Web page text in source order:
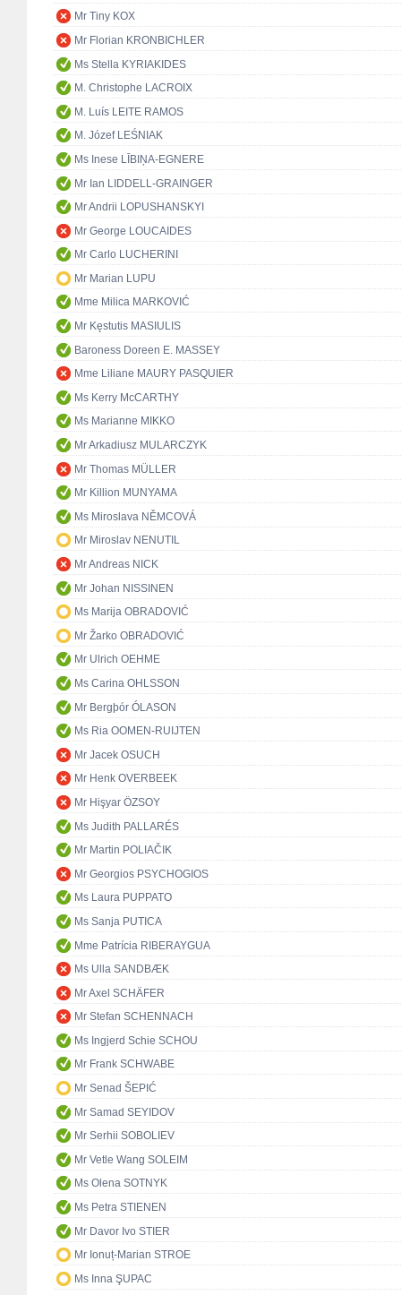
Mr Tiny KOX
Mr Florian KRONBICHLER
Ms Stella KYRIAKIDES
M. Christophe LACROIX
M. Luís LEITE RAMOS
M. Józef LEŚNIAK
Ms Inese LĪBIŅA-EGNERE
Mr Ian LIDDELL-GRAINGER
Mr Andrii LOPUSHANSKYI
Mr George LOUCAIDES
Mr Carlo LUCHERINI
Mr Marian LUPU
Mme Milica MARKOVIĆ
Mr Kęstutis MASIULIS
Baroness Doreen E. MASSEY
Mme Liliane MAURY PASQUIER
Ms Kerry McCARTHY
Ms Marianne MIKKO
Mr Arkadiusz MULARCZYK
Mr Thomas MÜLLER
Mr Killion MUNYAMA
Ms Miroslava NĚMCOVÁ
Mr Miroslav NENUTIL
Mr Andreas NICK
Mr Johan NISSINEN
Ms Marija OBRADOVIĆ
Mr Žarko OBRADOVIĆ
Mr Ulrich OEHME
Ms Carina OHLSSON
Mr Bergþór ÓLASON
Ms Ria OOMEN-RUIJTEN
Mr Jacek OSUCH
Mr Henk OVERBEEK
Mr Hişyar ÖZSOY
Ms Judith PALLARÉS
Mr Martin POLIAČIK
Mr Georgios PSYCHOGIOS
Ms Laura PUPPATO
Ms Sanja PUTICA
Mme Patrícia RIBERAYGUA
Ms Ulla SANDBÆK
Mr Axel SCHÄFER
Mr Stefan SCHENNACH
Ms Ingjerd Schie SCHOU
Mr Frank SCHWABE
Mr Senad ŠEPIĆ
Mr Samad SEYIDOV
Mr Serhii SOBOLIEV
Mr Vetle Wang SOLEIM
Ms Olena SOTNYK
Ms Petra STIENEN
Mr Davor Ivo STIER
Mr Ionuț-Marian STROE
Ms Inna ŞUPAC